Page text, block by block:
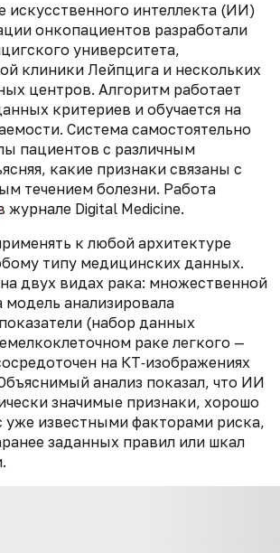
искусственного интеллекта (ИИ)
онкопациентов разработали
университета,
клиники Лейпцига и нескольких
центров. Алгоритм работает
критериев и обучается на
Система самостоятельно
пациентов с различным
какие признаки связаны с
течением болезни. Работа
журнале Digital Medicine.
к любой архитектуре
типу медицинских данных.
двух видах рака: множественной
модель анализировала
(набор данных
раке легкого —
на КТ‑изображениях
анализ показал, что ИИ
значимые признаки, хорошо
известными факторами риска,
заданных правил или шкал